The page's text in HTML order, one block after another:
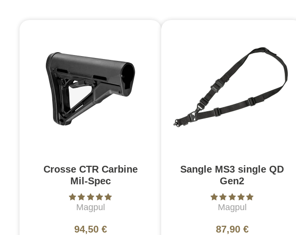
Crosse CTR Carbine
Mil-Spec
Magpul
94,50 €
Sangle MS3 single QD
Gen2
Magpul
87,90 €